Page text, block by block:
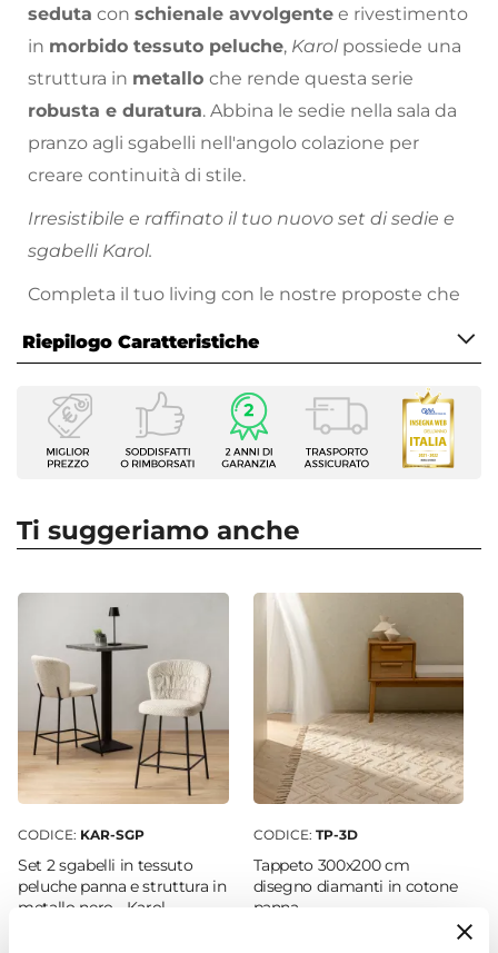
seduta con schienale avvolgente e rivestimento
in morbido tessuto peluche, Karol possiede una
struttura in metallo che rende questa serie
robusta e duratura. Abbina le sedie nella sala da
pranzo agli sgabelli nell'angolo colazione per
creare continuità di stile.
Irresistibile e raffinato il tuo nuovo set di sedie e
sgabelli Karol.
Completa il tuo living con le nostre proposte che
casa al meglio.
Riepilogo Caratteristiche
Caratteristiche
Tipologia
Set di sedie
Numero Elementi
Dimensioni
50 x 49 cm
Altezza
78,5 cm
Altezza Seduta
43,5 cm
Materiale Gambe
Tessuto peluche
Colore Gambe
Ti suggeriamo anche
CODICE: KAR-SGP
Set 2 sgabelli in tessuto
peluche panna e struttura in
metallo nero - Karol
CODICE: TP-3D
Tappeto 300x200 cm
disegno diamanti in cotone
panna